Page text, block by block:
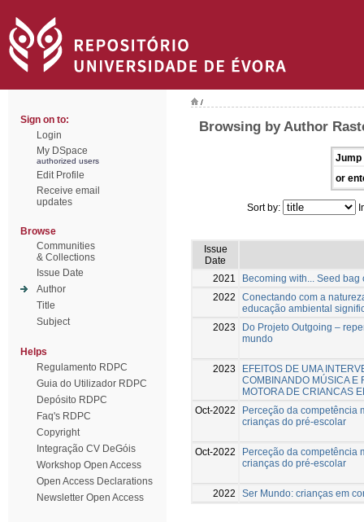
Sign on to:
Login
My DSpace
authorized users
Edit Profile
Receive email
updates
Browse
Communities
& Collections
Issue Date
Author
Title
Subject
Helps
Regulamento RDPC
Guia do Utilizador RDPC
Depósito RDPC
Faq's RDPC
Copyright
Integração CV DeGóis
Workshop Open Access
Open Access Declarations
Newsletter Open Access
/
Browsing by Author
Jump
or
Sort by:
Issue
Date
2021
Becoming with... Seed
2022
Conectando com a
educação ambiental
2023
Do Projeto Outgoing –
mundo
2023
EFEITOS DE UMA
COMBINANDO MÚSICA E
MOTORA DE CRIANCAS
Oct-2022
Perceção da competência
crianças do pré-escolar
Oct-2022
Perceção da competência
crianças do pré-escolar
2022 Ser Mundo: crianças em